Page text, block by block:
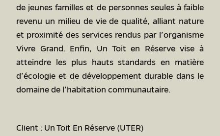
de jeunes familles et de personnes seules à faible
revenu un milieu de vie de qualité, alliant nature
et proximité des services rendus par l’organisme
Vivre Grand. Enfin, Un Toit en Réserve vise à
atteindre les plus hauts standards en matière
d’écologie et de développement durable dans le
domaine de l’habitation communautaire.
Client : Un Toit En Réserve (UTER)